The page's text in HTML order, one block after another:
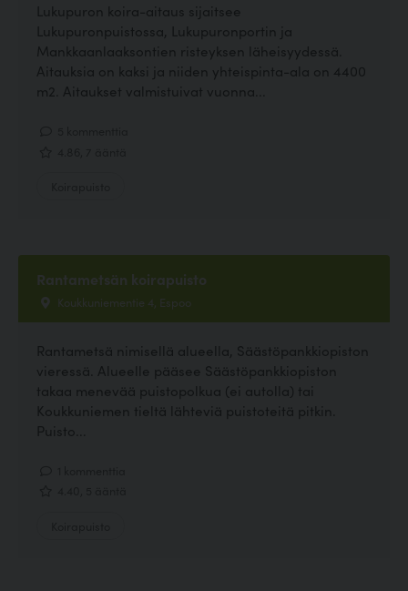
Lukupuron koira-aitaus sijaitsee
Lukupuronpuistossa, Lukupuronportin ja
Mankkaanlaaksontien risteyksen läheisyydessä.
Aitauksia on kaksi ja niiden yhteispinta-ala on 4400
m2. Aitaukset valmistuivat vuonna...
Rantametsän koirapuisto
Koukkuniementie 4, Espoo
Rantametsä nimisellä alueella, Säästöpankkiopiston
vieressä. Alueelle pääsee Säästöpankkiopiston
takaa menevää puistopolkua (ei autolla) tai
Koukkuniemen tieltä lähteviä puistoteitä pitkin.
Puisto...